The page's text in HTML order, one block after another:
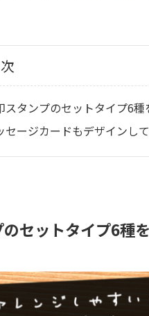
スタンプのセットタイプ6種
セージカードもデザインし
セットタイプ6種